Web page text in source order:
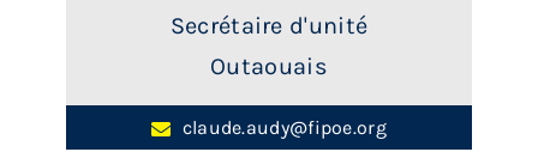
Secrétaire d'unité
Outaouais
claude.audy@fipoe.org